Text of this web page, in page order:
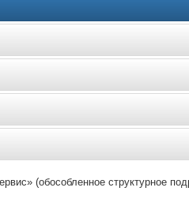
(обособленное структурное